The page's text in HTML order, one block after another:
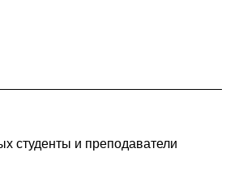
студенты и преподаватели